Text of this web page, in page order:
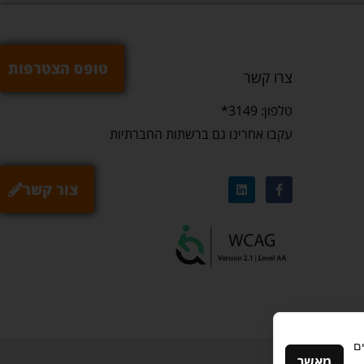
צור קשר
טופס הצטרפות צרו קשר
טלפון: 3149*
עקבו אחרינו גם ברשתות החברתיות